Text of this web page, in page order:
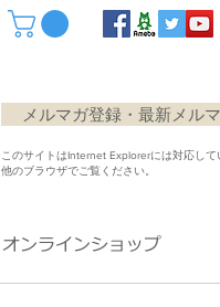
メルマガ登録・最新メル
このサイトはInternet Explorerには対応して
他のブラウザでご覧ください。
オンラインショップ